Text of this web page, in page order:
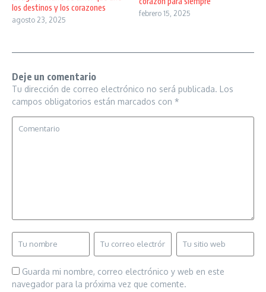
los destinos y los corazones
agosto 23, 2025
febrero 15, 2025
Deje un comentario
Tu dirección de correo electrónico no será publicada. Los
campos obligatorios están marcados con *
Guarda mi nombre, correo electrónico y web en este
navegador para la próxima vez que comente.